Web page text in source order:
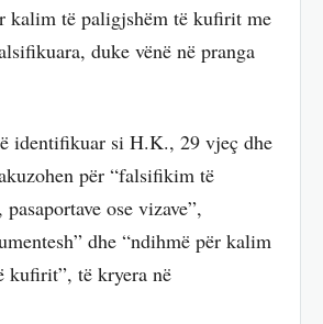
kalim të paligjshëm të kufirit me
duke vënë në pranga
identifikuar si H.K., 29 vjeç dhe
për “falsifikim të
ose vizave”,
dhe “ndihmë për kalim
kufirit”, të kryera në